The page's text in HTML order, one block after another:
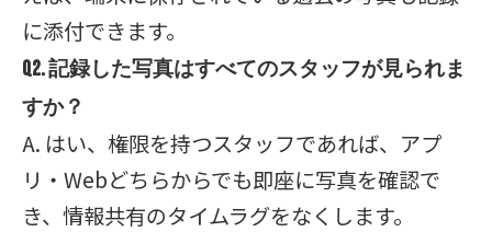
に添付できます。
Q2. 記録した写真はすべてのスタッフが見られま
すか？
A. はい、権限を持つスタッフであれば、アプ
リ・Webどちらからでも即座に写真を確認で
き、情報共有のタイムラグをなくします。